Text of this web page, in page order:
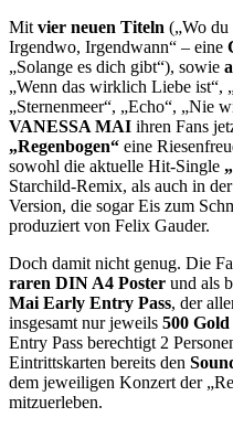
Mit vier neuen Titeln („Wo du
Irgendwo, Irgendwann“ – eine
„Solange es dich gibt“), sowie
„Wenn das wirklich Liebe ist“,
„Sternenmeer“, „Echo“, „Nie
VANESSA MAI ihren Fans
„Regenbogen“ eine
sowohl die aktuelle Hit-Single
Starchild-Remix, als auch in
Version, die sogar Eis zum
produziert von Felix Gauder.
Doch damit nicht genug. Die
raren DIN A4 Poster und als
Mai Early Entry Pass, der
insgesamt nur jeweils 500
Entry Pass berechtigt 2
Eintrittskarten bereits den
dem jeweiligen Konzert der
mitzuerleben.